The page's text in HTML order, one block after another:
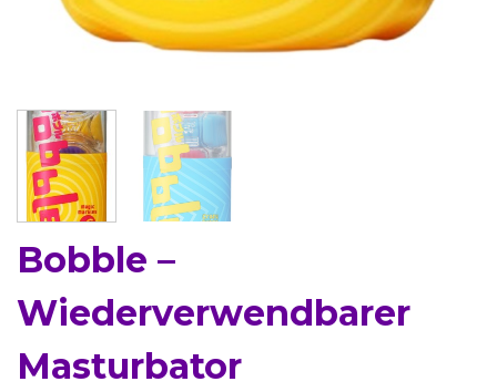
Bobble –
Wiederverwendbarer
Masturbator